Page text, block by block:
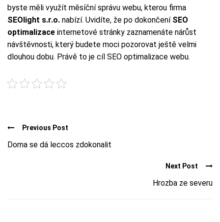
byste měli využít měsíční správu webu, kterou firma
SEOlight s.r.o. nabízí. Uvidíte, že po dokončení SEO
optimalizace internetové stránky zaznamenáte nárůst
návštěvnosti, který budete moci pozorovat ještě velmi
dlouhou dobu. Právě to je cíl SEO optimalizace webu.
Previous Post
Doma se dá leccos zdokonalit
Next Post
Hrozba ze severu